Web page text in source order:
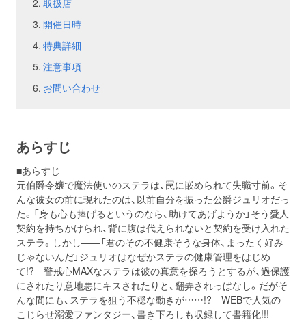
取扱店
開催日時
特典詳細
注意事項
お問い合わせ
あらすじ
■あらすじ
元伯爵令嬢で魔法使いのステラは、罠に嵌められて失職寸前。そ
んな彼女の前に現れたのは、以前自分を振った公爵ジュリオだっ
た。「身も心も捧げるというのなら、助けてあげようか」そう愛人
契約を持ちかけられ、背に腹は代えられないと契約を受け入れた
ステラ。しかし――「君のその不健康そうな身体、まったく好み
じゃないんだ」ジュリオはなぜかステラの健康管理をはじめ
て!? 警戒心MAXなステラは彼の真意を探ろうとするが、過保護
にされたり意地悪にキスされたりと、翻弄されっぱなし。だがそ
んな間にも、ステラを狙う不穏な動きが……!? WEBで人気の
こじらせ溺愛ファンタジー、書き下ろしも収録して書籍化!!!